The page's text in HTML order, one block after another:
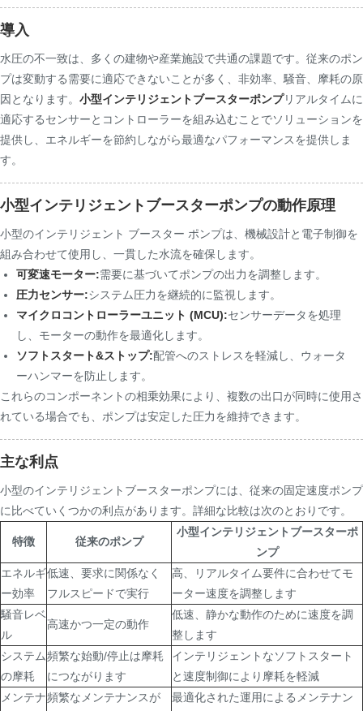
導入
水圧の不一致は、多くの建物や産業施設で共通の課題です。従来のポン
プは変動する需要に適応できないことが多く、非効率、騒音、摩耗の原
因となります。 小型インテリジェントブースターポンプリアルタイムに
適応するセンサーとコントローラーを組み込むことでソリューションを
提供し、エネルギーを節約しながら最適なパフォーマンスを提供しま
す。
小型インテリジェントブースターポンプの動作原理
小型のインテリジェント ブースター ポンプは、機械設計と電子制御を
組み合わせて使用​​し、一貫した水流を確保します。
可変速モーター:需要に基づいてポンプの出力を調整します。
圧力センサー:システム圧力を継続的に監視します。
マイクロコントローラーユニット (MCU):センサーデータを処理
し、モーターの動作を最適化します。
ソフトスタート&ストップ:配管へのストレスを軽減し、ウォータ
ーハンマーを防止します。
これらのコンポーネントの相乗効果により、複数の出口が同時に使用さ
れている場合でも、ポンプは安定した圧力を維持できます。
主な利点
小型のインテリジェントブースターポンプには、従来の固定速度ポンプ
に比べていくつかの利点があります。詳細な比較は次のとおりです。
特徴 従来のポンプ
小型インテリジェントブースターポ
ンプ
エネルギ
ー効率
低速、要求に関係なく
フルスピードで実行
高、リアルタイム要件に合わせてモ
ーター速度を調整します
騒音レベ
ル
高速かつ一定の動作
低速、静かな動作のために速度を調
整します
システム
の摩耗
頻繁な始動/停止は摩耗
につながります
インテリジェントなソフトスタート
と速度制御により摩耗を軽減
メンテナ頻繁なメンテナンスが 最適化された運用によるメンテナン